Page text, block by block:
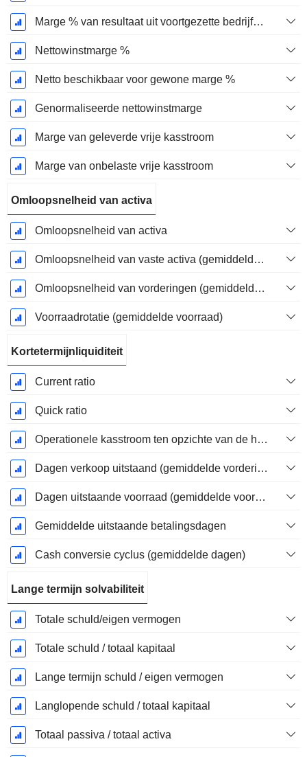
Marge % van resultaat uit voortgezette bedrijfsactiviteiten
Nettowinstmarge %
Netto beschikbaar voor gewone marge %
Genormaliseerde nettowinstmarge
Marge van geleverde vrije kasstroom
Marge van onbelaste vrije kasstroom
Omloopsnelheid van activa
Omloopsnelheid van activa
Omloopsnelheid van vaste activa (gemiddelde vaste activa)
Omloopsnelheid van vorderingen (gemiddelde vorderingen)
Voorraadrotatie (gemiddelde voorraad)
Kortetermijnliquiditeit
Current ratio
Quick ratio
Operationele kasstroom ten opzichte van de huidige verplichtingen
Dagen verkoop uitstaand (gemiddelde vorderingen)
Dagen uitstaande voorraad (gemiddelde voorraad)
Gemiddelde uitstaande betalingsdagen
Cash conversie cyclus (gemiddelde dagen)
Lange termijn solvabiliteit
Totale schuld/eigen vermogen
Totale schuld / totaal kapitaal
Lange termijn schuld / eigen vermogen
Langlopende schuld / totaal kapitaal
Totaal passiva / totaal activa